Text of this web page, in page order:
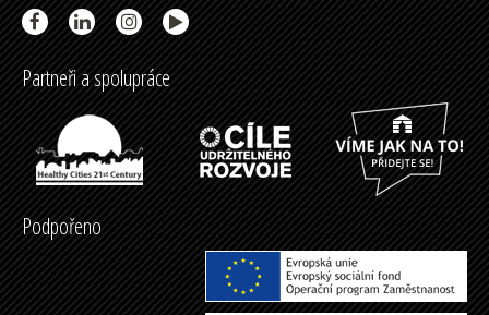
Partneři a spolupráce
Podpořeno